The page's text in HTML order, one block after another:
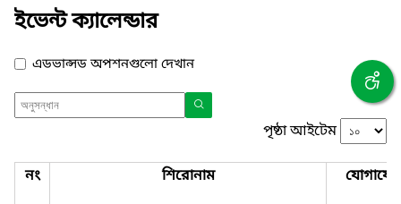
ইভেন্ট ক্যালেন্ডার
এডভান্সড অপশনগুলো দেখান
পৃষ্ঠা আইটেম
নং শিরোনাম